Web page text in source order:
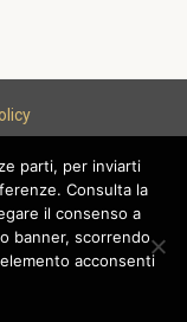
parti, per inviarti
Consulta la
il consenso a
banner, scorrendo
acconsenti